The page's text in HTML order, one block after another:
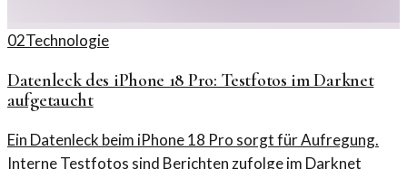
02Technologie
Datenleck des iPhone 18 Pro: Testfotos im Darknet
aufgetaucht
Ein Datenleck beim iPhone 18 Pro sorgt für Aufregung.
Interne Testfotos sind Berichten zufolge im Darknet